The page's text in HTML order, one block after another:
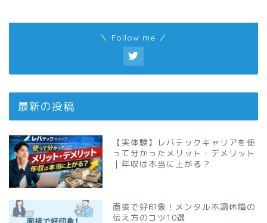
＼ Follow me ／
最新の投稿
【実体験】レバテックキャリアを使
って分かったメリット・デメリット
｜年収は本当に上がる？
面接で好印象！メンタル不調休職の
伝え方のコツ10選